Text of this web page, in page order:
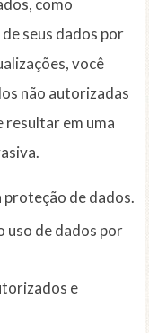
como
seus dados por
você
não autorizadas
resultar em uma
proteção de dados.
uso de dados por
e